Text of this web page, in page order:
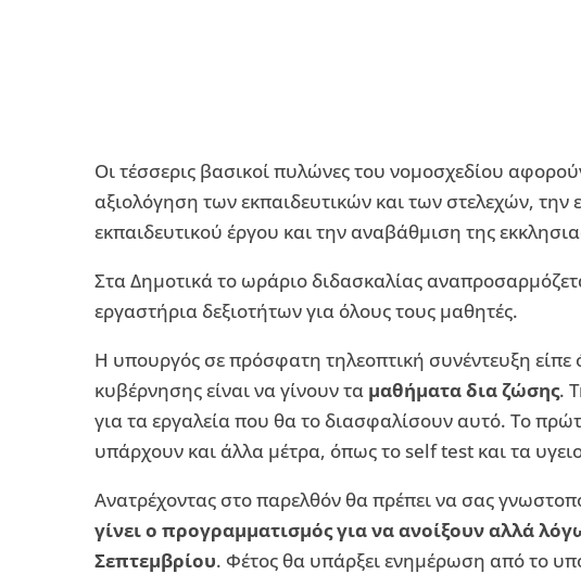
Οι τέσσερις βασικοί πυλώνες του νομοσχεδίου
αξιολόγηση των εκπαιδευτικών και των στελεχών,
εκπαιδευτικού έργου και την αναβάθμιση της
Στα Δημοτικά το ωράριο διδασκαλίας
εργαστήρια δεξιοτήτων για όλους τους μαθητές.
Η υπουργός σε πρόσφατη τηλεοπτική συνέντευξη είπε
κυβέρνησης είναι να γίνουν τα μαθήματα δια ζώσης.
για τα εργαλεία που θα το διασφαλίσουν αυτό. Το
υπάρχουν και άλλα μέτρα, όπως το self test και τα
Ανατρέχοντας στο παρελθόν θα πρέπει να σας
γίνει ο προγραμματισμός για να ανοίξουν αλλά
Σεπτεμβρίου. Φέτος θα υπάρξει ενημέρωση από το